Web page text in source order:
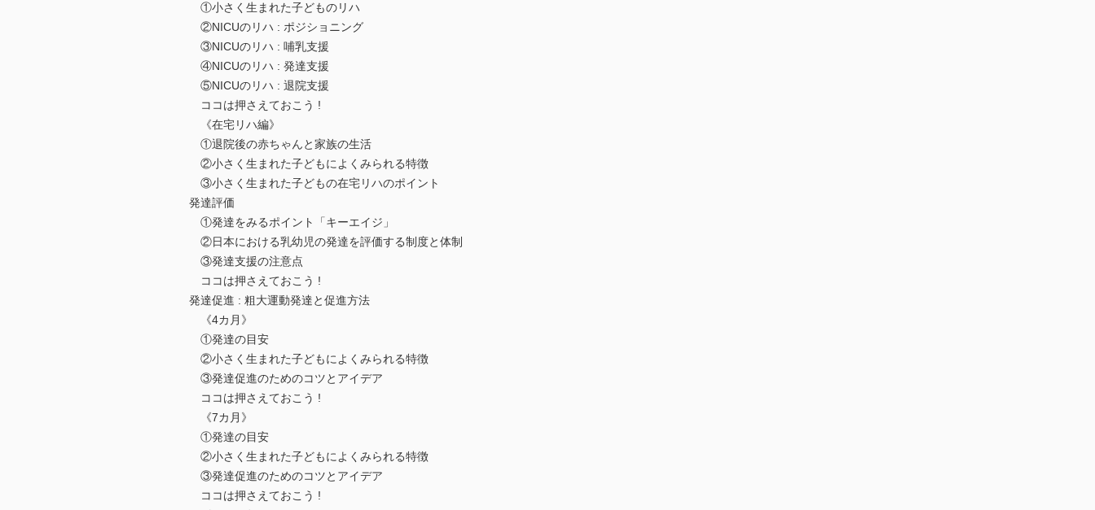
①小さく生まれた子どものリハ
②NICUのリハ : ポジショニング
③NICUのリハ : 哺乳支援
④NICUのリハ : 発達支援
⑤NICUのリハ : 退院支援
ココは押さえておこう !
《在宅リハ編》
①退院後の赤ちゃんと家族の生活
②小さく生まれた子どもによくみられる特徴
③小さく生まれた子どもの在宅リハのポイント
発達評価
①発達をみるポイント「キーエイジ」
②日本における乳幼児の発達を評価する制度と体制
③発達支援の注意点
ココは押さえておこう !
発達促進 : 粗大運動発達と促進方法
《4カ月》
①発達の目安
②小さく生まれた子どもによくみられる特徴
③発達促進のためのコツとアイデア
ココは押さえておこう !
《7カ月》
①発達の目安
②小さく生まれた子どもによくみられる特徴
③発達促進のためのコツとアイデア
ココは押さえておこう !